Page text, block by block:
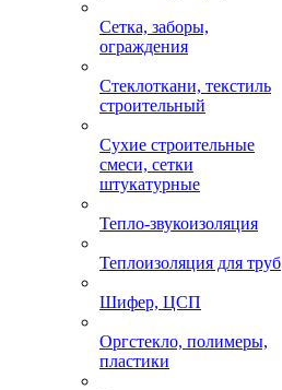
Сетка, заборы,
ограждения
Стеклоткани, текстиль
строительный
Сухие строительные
смеси, сетки
штукатурные
Тепло-звукоизоляция
Теплоизоляция для труб
Шифер, ЦСП
Оргстекло, полимеры,
пластики